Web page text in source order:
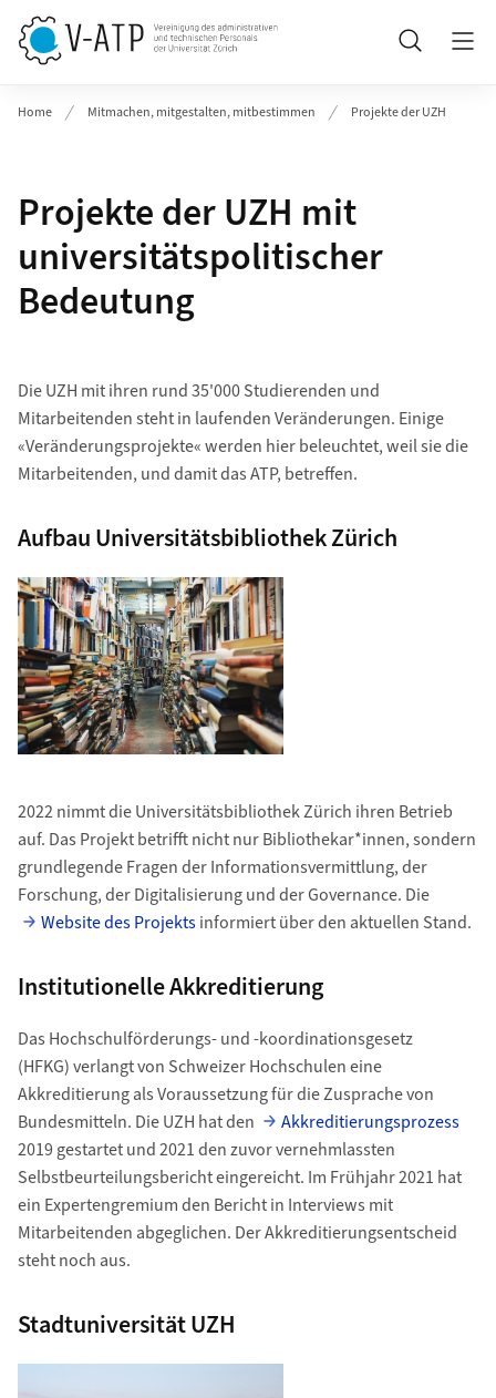
Header
Suche
Home Mitmachen, mitgestalten, mitbestimmen Projekte der UZH
Projekte der UZH mit
universitätspolitischer
Bedeutung
Die UZH mit ihren rund 35'000 Studierenden und
Mitarbeitenden steht in laufenden Veränderungen. Einige
«Veränderungsprojekte« werden hier beleuchtet, weil sie die
Mitarbeitenden, und damit das ATP, betreffen.
Aufbau Universitätsbibliothek Zürich
2022 nimmt die Universitätsbibliothek Zürich ihren Betrieb
auf. Das Projekt betrifft nicht nur Bibliothekar*innen, sondern
grundlegende Fragen der Informationsvermittlung, der
Forschung, der Digitalisierung und der Governance. Die
Website des Projektsinformiert über den aktuellen Stand.
Institutionelle Akkreditierung
Das Hochschulförderungs- und -koordinationsgesetz
(HFKG) verlangt von Schweizer Hochschulen eine
Akkreditierung als Voraussetzung für die Zusprache von
Bundesmitteln. Die UZH hat den
Akkreditierungsprozess
2019 gestartet und 2021 den zuvor vernehmlassten
Selbstbeurteilungsbericht eingereicht. Im Frühjahr 2021 hat
ein Expertengremium den Bericht in Interviews mit
Mitarbeitenden abgeglichen. Der Akkreditierungsentscheid
steht noch aus.
Stadtuniversität UZH